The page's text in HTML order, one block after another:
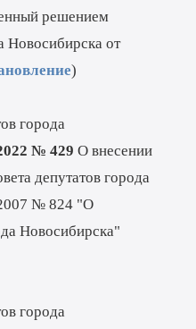
решением
Новосибирска от
)
города
№ 429 О внесении
депутатов города
№ 824 "О
Новосибирска"
города